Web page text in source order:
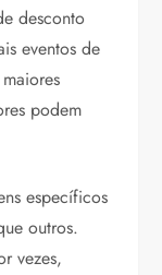
desconto
eventos de
podem
específicos
outros.
vezes,